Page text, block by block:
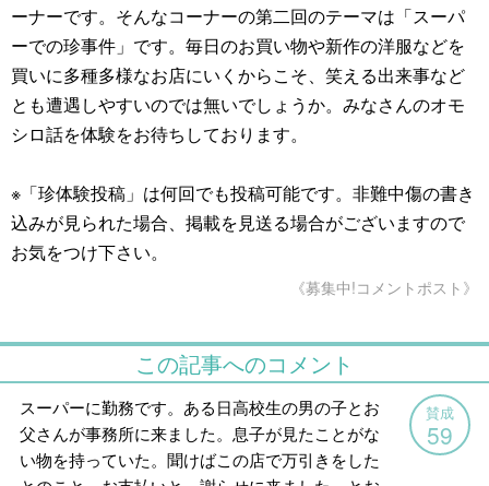
ーナーです。そんなコーナーの第二回のテーマは「スーパ
ーでの珍事件」です。毎日のお買い物や新作の洋服などを
買いに多種多様なお店にいくからこそ、笑える出来事など
とも遭遇しやすいのでは無いでしょうか。みなさんのオモ
シロ話を体験をお待ちしております。
※「珍体験投稿」は何回でも投稿可能です。非難中傷の書き
込みが見られた場合、掲載を見送る場合がございますので
お気をつけ下さい。
《募集中!コメントポスト》